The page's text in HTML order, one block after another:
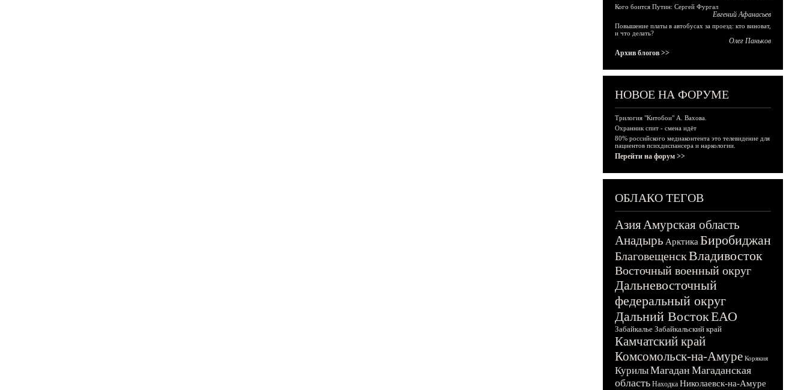
Кого боится Путин: Сергей Фургал
Евгений Афанасьев
Повышение платы в автобусах за проезд: кто виноват,
и что делать?
Олег Паньков
Архив блогов >>
НОВОЕ НА ФОРУМЕ
Трилогия "Китобои" А. Вахова.
Охранник спит - смена идёт
80% российского медиаконтента это телевидение для
пациентов психдиспансера и наркологии.
Перейти на форум >>
ОБЛАКО ТЕГОВ
АзияАмурская область
Анадырь Арктика Биробиджан
БлаговещенскВладивосток
Восточный военный округ
Дальневосточный
федеральный округ
Дальний ВостокЕАО
Забайкалье Забайкальский край
Камчатский край
Комсомольск-на-Амуре Корякия
КурилыМагадан Магаданская
область Находка Николаевск-на-Амуре